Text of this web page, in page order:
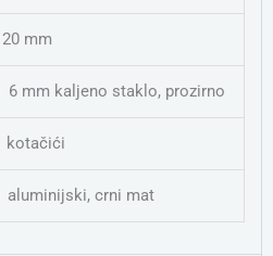
20 mm
6 mm kaljeno staklo, prozirno
kotačići
aluminijski, crni mat